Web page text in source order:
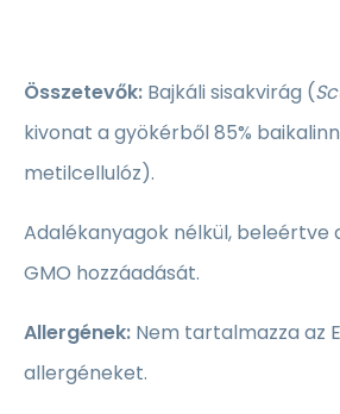
Összetevők: Bajkáli sisakvirág (
kivonat a gyökérből 85%
metilcellulóz).
Adalékanyagok nélkül,
GMO hozzáadását.
Allergének: Nem tartalmazza az
allergéneket.